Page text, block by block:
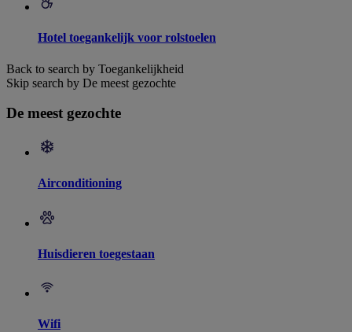
Hotel toegankelijk voor rolstoelen
Back to search by Toegankelijkheid
Skip search by De meest gezochte
De meest gezochte
Airconditioning
Huisdieren toegestaan
Wifi